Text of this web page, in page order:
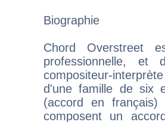
Biographie
Chord Overstreet
professionnelle, et
compositeur-
d'une famille de six
(accord en
composent un